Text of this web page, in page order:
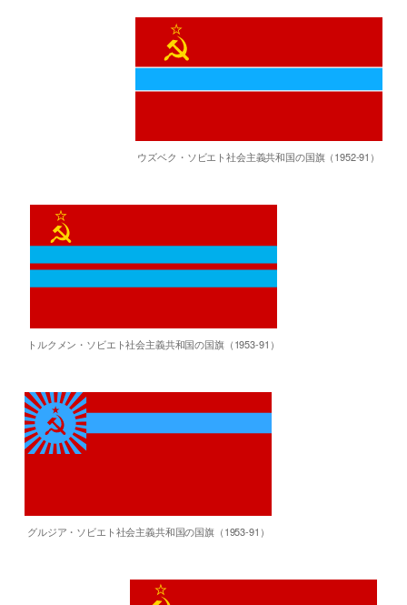
ウズベク・ソビエト社会主義共和国の国旗（1952-91）
トルクメン・ソビエト社会主義共和国の国旗（1953-91）
グルジア・ソビエト社会主義共和国の国旗（1953-91）